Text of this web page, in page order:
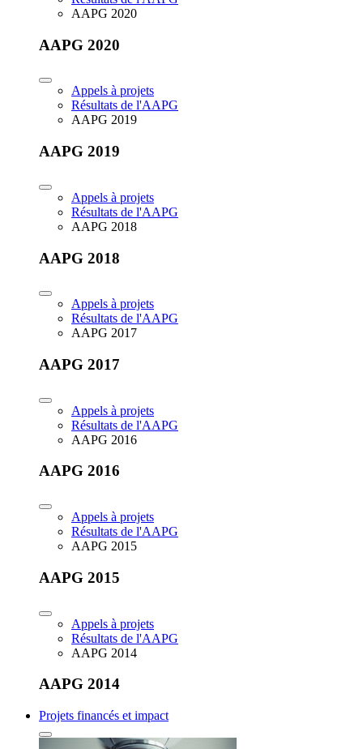
AAPG 2020
AAPG 2020
Appels à projets
Résultats de l'AAPG
AAPG 2019
AAPG 2019
Appels à projets
Résultats de l'AAPG
AAPG 2018
AAPG 2018
Appels à projets
Résultats de l'AAPG
AAPG 2017
AAPG 2017
Appels à projets
Résultats de l'AAPG
AAPG 2016
AAPG 2016
Appels à projets
Résultats de l'AAPG
AAPG 2015
AAPG 2015
Appels à projets
Résultats de l'AAPG
AAPG 2014
AAPG 2014
Projets financés et impact